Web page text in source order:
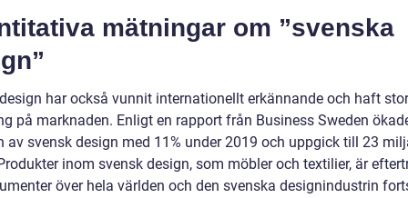
mätningar om ”svenska
har också vunnit internationellt erkännande och haft stor
på marknaden. Enligt en rapport från Business Sweden
av svensk design med 11% under 2019 och uppgick till 23
inom svensk design, som möbler och textilier, är
över hela världen och den svenska designindustrin